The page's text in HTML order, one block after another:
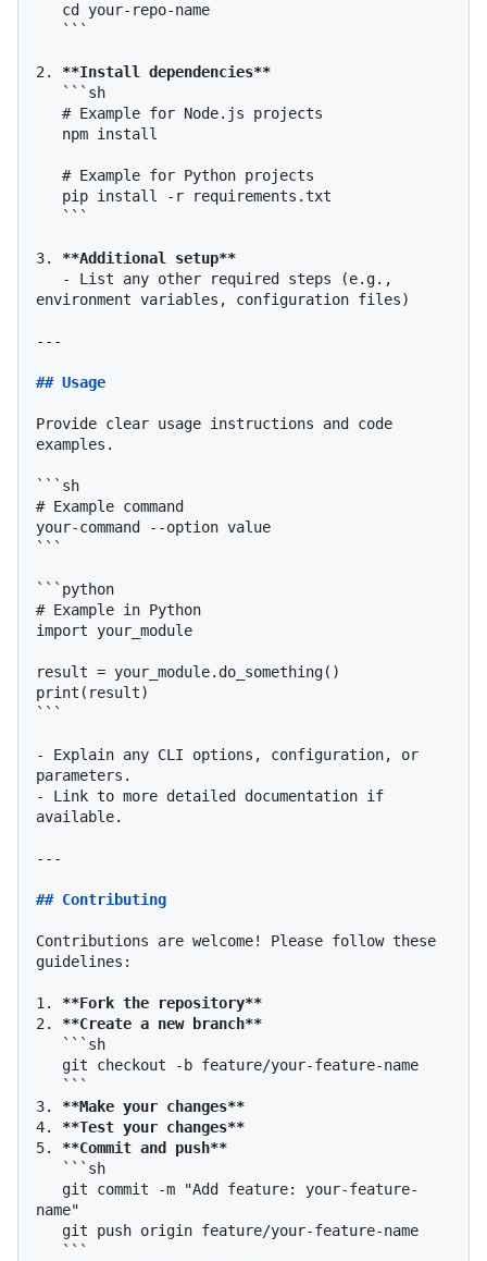
   ```
2.
**Install dependencies**
```sh
   ```
3.
**Additional setup**
   -
List any other required steps (e.g.,
environment variables, configuration files)
---
## Usage
Provide clear usage instructions and code
examples.
```sh
# Example command
your-command --option value
```
```python
# Example in Python
import your_module
result = your_module.do_something()
print(result)
```
-
Explain any CLI options, configuration, or
-
Link to more detailed documentation if
available.
---
## Contributing
Contributions are welcome! Please follow these
guidelines:
1.
**Fork the repository**
2.
**Create a new branch**
```sh
   ```
3.
**Make your changes**
4.
**Test your changes**
5.
**Commit and push**
```sh
name"
   ```